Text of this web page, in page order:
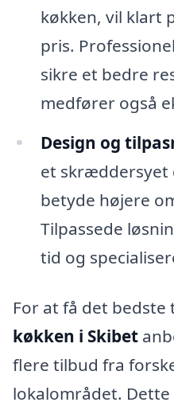
køkken, vil klart
pris.
sikre et bedre
medfører også
Design og
et skræddersyet
betyde højere
Tilpassede
tid og
For at få det bedste
køkken i Skibet
flere tilbud fra
lokalområdet.